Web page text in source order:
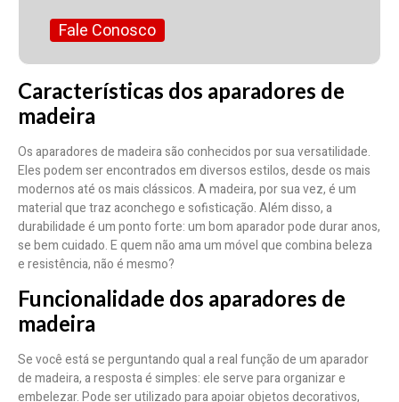
Fale Conosco
Características dos aparadores de
madeira
Os aparadores de madeira são conhecidos por sua versatilidade.
Eles podem ser encontrados em diversos estilos, desde os mais
modernos até os mais clássicos. A madeira, por sua vez, é um
material que traz aconchego e sofisticação. Além disso, a
durabilidade é um ponto forte: um bom aparador pode durar anos,
se bem cuidado. E quem não ama um móvel que combina beleza
e resistência, não é mesmo?
Funcionalidade dos aparadores de
madeira
Se você está se perguntando qual a real função de um aparador
de madeira, a resposta é simples: ele serve para organizar e
embelezar. Pode ser utilizado para apoiar objetos decorativos,